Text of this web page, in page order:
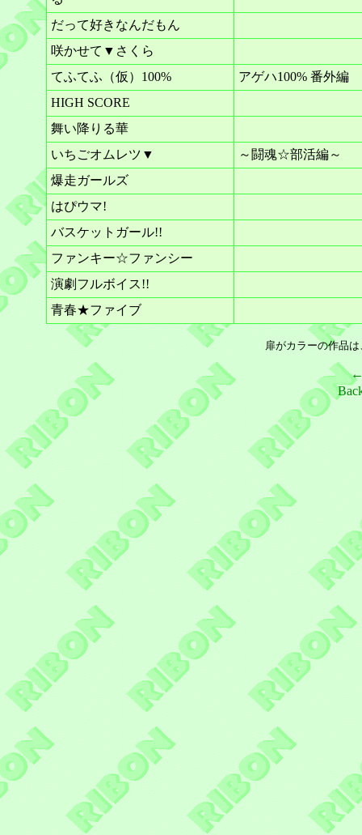
だって好きなんだもん
咲かせて▼さくら
てふてふ（仮）100%
アゲハ100% 番外編
HIGH SCORE
舞い降りる華
いちごオムレツ▼
～闘魂☆部活編～
爆走ガールズ
はぴウマ!
バスケットガール!!
ファンキー☆ファンシー
演劇フルボイス!!
青春★ファイブ
扉がカラーの作品
←